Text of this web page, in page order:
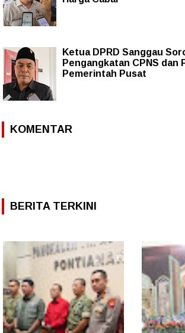
Ketua DPRD Sanggau
Pengangkatan CPNS dan
Pemerintah Pusat
KOMENTAR
BERITA TERKINI